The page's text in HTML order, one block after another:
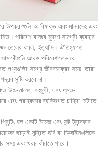
উপকরণগুলি অ-বিষাক্ত এবং মানবদেহ এবং
পরিবেশ বান্ধব মুদ্রণ সামগ্রী ব্যবহার
তেলের কালি, ইত্যাদি। ঐতিহ্যগত
আরও পরিবেশগতভাবে
পণ্যগুলির সমগ্র জীবনচক্রের সময়, তারা
সৃষ্টি করবে না।
উচ্চ-মানের, বহুমুখী, এবং দ্রুত-
এবং গ্রাহকদের ব্যক্তিগত চাহিদা মেটাতে
প্রিন্টিং হল একটি ইমেজ এবং ফন্ট ট্রান্সফার
ছাড়াই মুদ্রিত ছবি বা ডিজাইনগুলিকে
সময় এবং খরচ বাঁচাতে পারে।